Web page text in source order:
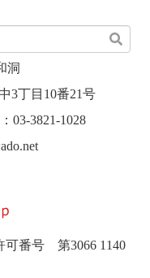
洞
3丁目10番21号
03-3821-1028
番号 第3066 1140